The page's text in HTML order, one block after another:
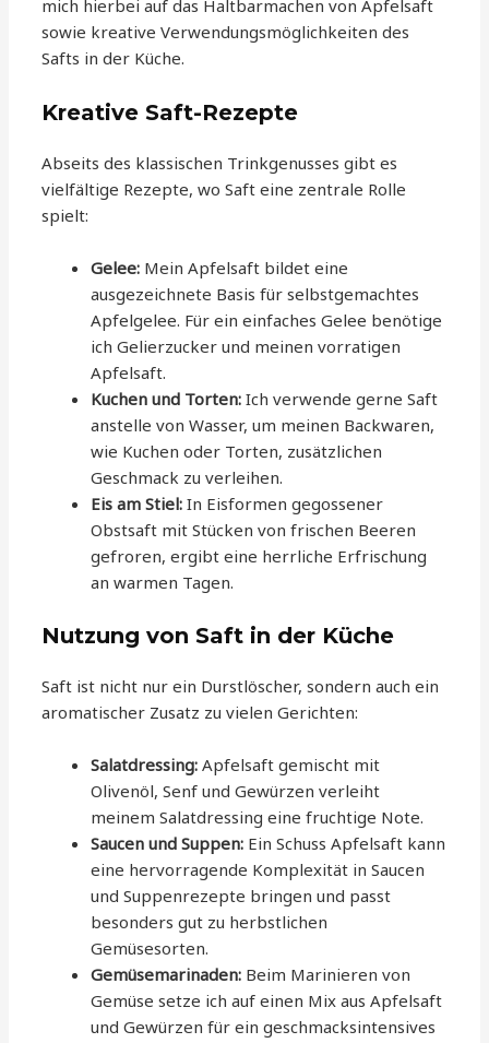
mich hierbei auf das Haltbarmachen von Apfelsaft
sowie kreative Verwendungsmöglichkeiten des
Safts in der Küche.
Kreative Saft-Rezepte
Abseits des klassischen Trinkgenusses gibt es
vielfältige Rezepte, wo Saft eine zentrale Rolle
spielt:
Gelee: Mein Apfelsaft bildet eine
ausgezeichnete Basis für selbstgemachtes
Apfelgelee. Für ein einfaches Gelee benötige
ich Gelierzucker und meinen vorratigen
Apfelsaft.
Kuchen und Torten: Ich verwende gerne Saft
anstelle von Wasser, um meinen Backwaren,
wie Kuchen oder Torten, zusätzlichen
Geschmack zu verleihen.
Eis am Stiel: In Eisformen gegossener
Obstsaft mit Stücken von frischen Beeren
gefroren, ergibt eine herrliche Erfrischung
an warmen Tagen.
Nutzung von Saft in der Küche
Saft ist nicht nur ein Durstlöscher, sondern auch ein
aromatischer Zusatz zu vielen Gerichten:
Salatdressing: Apfelsaft gemischt mit
Olivenöl, Senf und Gewürzen verleiht
meinem Salatdressing eine fruchtige Note.
Saucen und Suppen: Ein Schuss Apfelsaft kann
eine hervorragende Komplexität in Saucen
und Suppenrezepte bringen und passt
besonders gut zu herbstlichen
Gemüsesorten.
Gemüsemarinaden: Beim Marinieren von
Gemüse setze ich auf einen Mix aus Apfelsaft
und Gewürzen für ein geschmacksintensives